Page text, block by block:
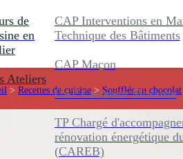
de
en
Ateliers
CAP Interventions en
Technique des Bâtiments
CAP Maçon
CAP Carreleur Mosaïste
TP Chargé
rénovation énergétique
(CAREB)
> Recettes de cuisine > Soufflés au chocolat